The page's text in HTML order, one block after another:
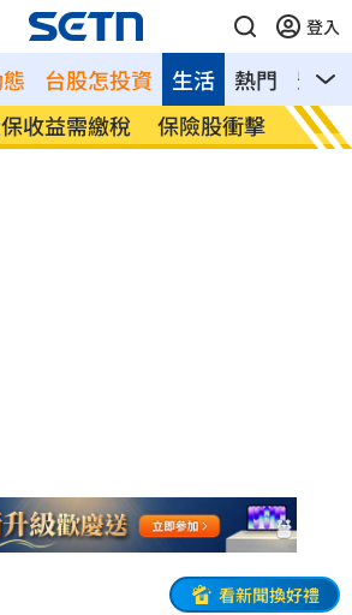
登入
台股怎投資 熱門 影音
生活
收益需繳稅 保險股衝擊
東發
歡
看新聞換好禮